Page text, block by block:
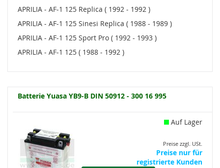
APRILIA - AF-1 125 Replica ( 1992 - 1992 )
APRILIA - AF-1 125 Sinesi Replica ( 1988 - 1989 )
APRILIA - AF-1 125 Sport Pro ( 1992 - 1993 )
APRILIA - AF-1 125 ( 1988 - 1992 )
Batterie Yuasa YB9-B DIN 50912 - 300 16 995
Auf Lager
Preise zzgl. USt.
Preise nur für
registrierte Kunden